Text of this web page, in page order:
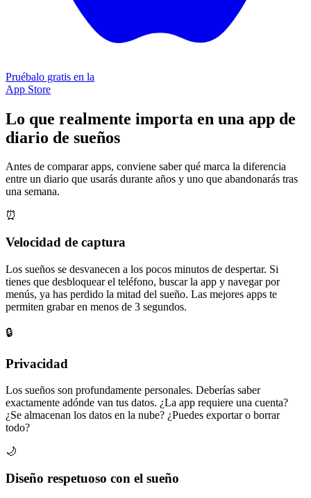
Pruébalo gratis en la
App Store
Lo que realmente importa en una app de
diario de sueños
Antes de comparar apps, conviene saber qué marca la diferencia
entre un diario que usarás durante años y uno que abandonarás tras
una semana.
⏰
Velocidad de captura
Los sueños se desvanecen a los pocos minutos de despertar. Si
tienes que desbloquear el teléfono, buscar la app y navegar por
menús, ya has perdido la mitad del sueño. Las mejores apps te
permiten grabar en menos de 3 segundos.
🔒
Privacidad
Los sueños son profundamente personales. Deberías saber
exactamente adónde van tus datos. ¿La app requiere una cuenta?
¿Se almacenan los datos en la nube? ¿Puedes exportar o borrar
todo?
🌙
Diseño respetuoso con el sueño